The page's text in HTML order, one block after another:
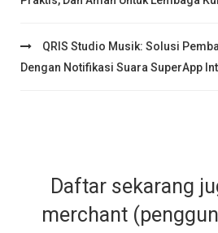
QRIS Studio Musik: Solusi
Dengan Notifikasi Suara SuperApp
Daftar sekarang
merchant